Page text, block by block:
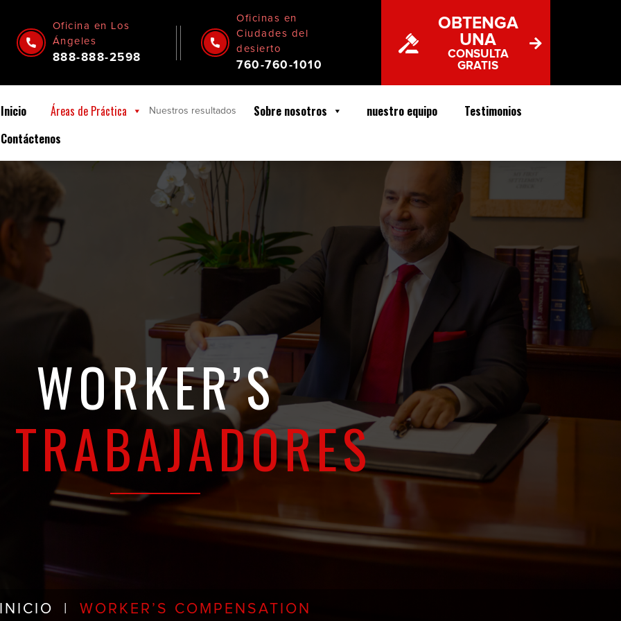
Oficina en Los
Ángeles
888-888-2598
Oficinas en
Ciudades del
desierto
760-760-1010
OBTENGA
UNA
CONSULTA
GRATIS
Inicio Áreas de Práctica Nuestros resultados Sobre nosotros nuestro equipo
Testimonios
Contáctenos
WORKER’S
INICIO WORKER’S COMPENSATION